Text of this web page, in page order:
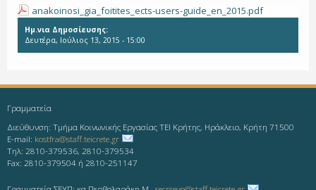
anakoinosi_gia_foitites_ects-users-guide_en_2015.pdf
Ημ.νια Δημοσίευσης:
Δευτέρα, Ιούλιος 13, 2015 - 15:00
Γραμματεία
Διεύθυνση: Τμήμα Κοινωνικής Εργασίας ΤΕΙ Κρήτης, Ηράκλειο, Κρήτη 71500
E-mail: kostfra@staff.teicrete.gr
Τηλ: 2810-379536, 2810-379534
Fax: 2810-379504 ή 2810-251147